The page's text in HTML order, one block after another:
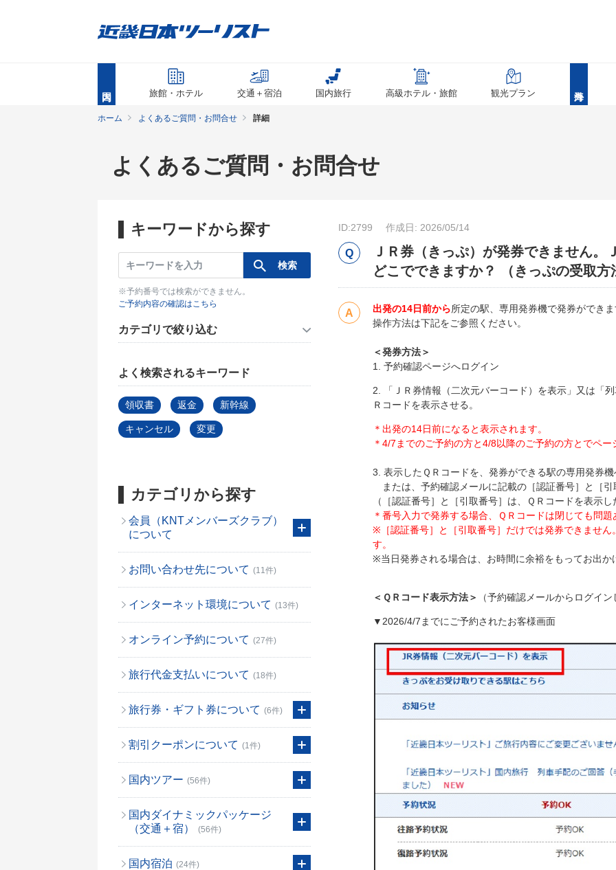
旅館・ホテル 交通＋宿泊 国内旅行 高級ホテル・旅館 観光プラン
ホーム よくあるご質問・お問合せ 詳細
よくあるご質問・お問合せ
キーワードから探す
※予約番号では検索ができません。
ご予約内容の確認はこちら
カテゴリで絞り込む
よく検索されるキーワード
領収書 返金 新幹線
キャンセル 変更
カテゴリから探す
会員（KNTメンバーズクラブ）
について
お問い合わせ先について (11件)
インターネット環境について (13件)
オンライン予約について (27件)
旅行代金支払いについて (18件)
旅行券・ギフト券について (6件)
割引クーポンについて (1件)
国内ツアー (56件)
国内ダイナミックパッケージ
（交通＋宿）
(56件)
国内宿泊 (24件)
ID:2799 作成日: 2026/05/14
ＪＲ券（きっぷ）が発券できません。
どこでできますか？ （きっぷの受取
出発の14日前から所定の駅、専用発券機で発券ができ
操作方法は下記をご参照ください。
＜発券方法＞
1. 予約確認ページへログイン
2. 「ＪＲ券情報（二次元バーコード）を表示」又は「
Ｒコードを表示させる。
＊出発の14日前になると表示されます。
＊4/7までのご予約の方と4/8以降のご予約の方とでペ
3. 表示したＱＲコードを、発券ができる駅の専用発券
または、予約確認メールに記載の［認証番号］と［
（［認証番号］と［引取番号］は、ＱＲコードを表示
＊番号入力で発券する場合、ＱＲコードは閉じても問
※［認証番号］と［引取番号］だけでは発券できません
す。
※当日発券される場合は、お時間に余裕をもってお出か
＜ＱＲコード表示方法＞ （予約確認メールからログイ
▼2026/4/7までにご予約されたお客様画面